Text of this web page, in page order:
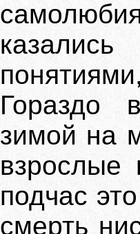
Гораздо
зимой на
взрослые
подчас
смерть